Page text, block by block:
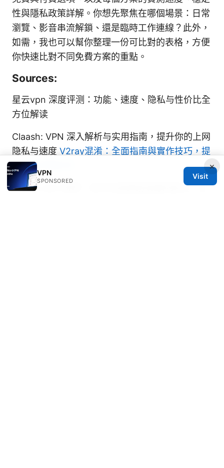
性與隱私政策詳解。你想先聚焦在哪個場景：日常
瀏覽、影音串流解鎖、還是臨時工作連線？此外，
如需，我也可以幫你整理一份可比對的表格，方便
你快速比對不同免費方案的重點。
Sources:
星云vpn 深度评测：功能、速度、隐私与性价比全
方位解读
Claash: VPN 深入解析与实用指南，提升你的上网
隐私与速度 V2ray混淆：全面指南與實作技巧，提
升隱私與穩定性
Kkday esim 教學：新手也能輕鬆搞懂的歐洲、日
×
VPN
SPONSORED
Visit